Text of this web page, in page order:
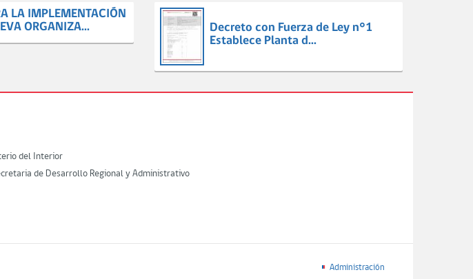
LA IMPLEMENTACIÓN
ORGANIZA...
Decreto con Fuerza de Ley n°1
Establece Planta d...
del Interior
de Desarrollo Regional y Administrativo
Administración